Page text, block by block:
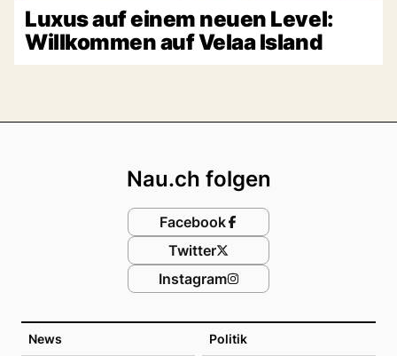
Luxus auf einem neuen Level:
Willkommen auf Velaa Island
News Politik
Nau.ch folgen
Facebook
Twitter
Instagram